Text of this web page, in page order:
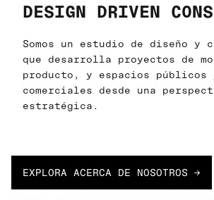
DESIGN DRIVEN
Somos un estudio de diseño y
que desarrolla proyectos de
producto, y espacios públicos
comerciales desde una
estratégica.
EXPLORA ACERCA DE NOSOTROS →